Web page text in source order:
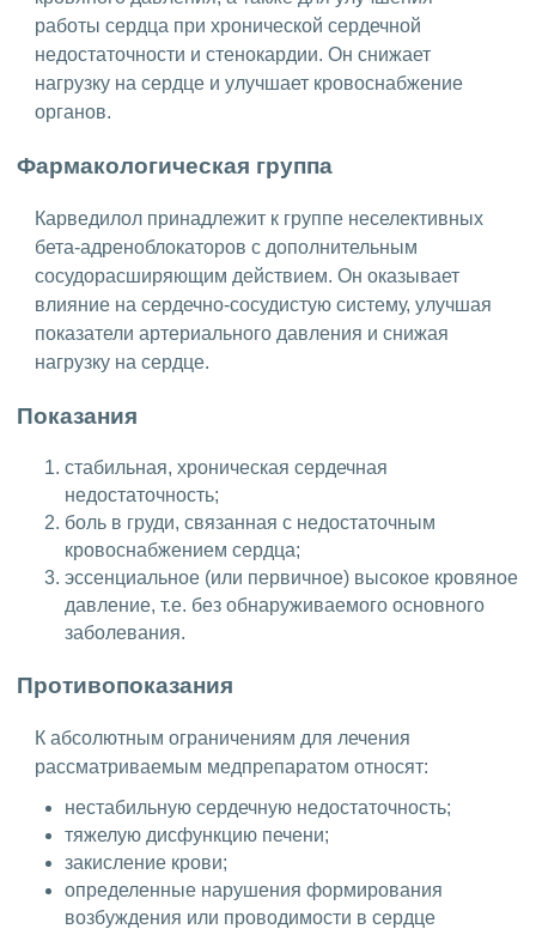
работы сердца при хронической сердечной
недостаточности и стенокардии. Он снижает
нагрузку на сердце и улучшает кровоснабжение
органов.
Фармакологическая группа
Карведилол принадлежит к группе неселективных
бета-адреноблокаторов с дополнительным
сосудорасширяющим действием. Он оказывает
влияние на сердечно-сосудистую систему, улучшая
показатели артериального давления и снижая
нагрузку на сердце.
Показания
стабильная, хроническая сердечная
недостаточность;
боль в груди, связанная с недостаточным
кровоснабжением сердца;
эссенциальное (или первичное) высокое кровяное
давление, т.е. без обнаруживаемого основного
заболевания.
Противопоказания
К абсолютным ограничениям для лечения
рассматриваемым медпрепаратом относят:
нестабильную сердечную недостаточность;
тяжелую дисфункцию печени;
закисление крови;
определенные нарушения формирования
возбуждения или проводимости в сердце